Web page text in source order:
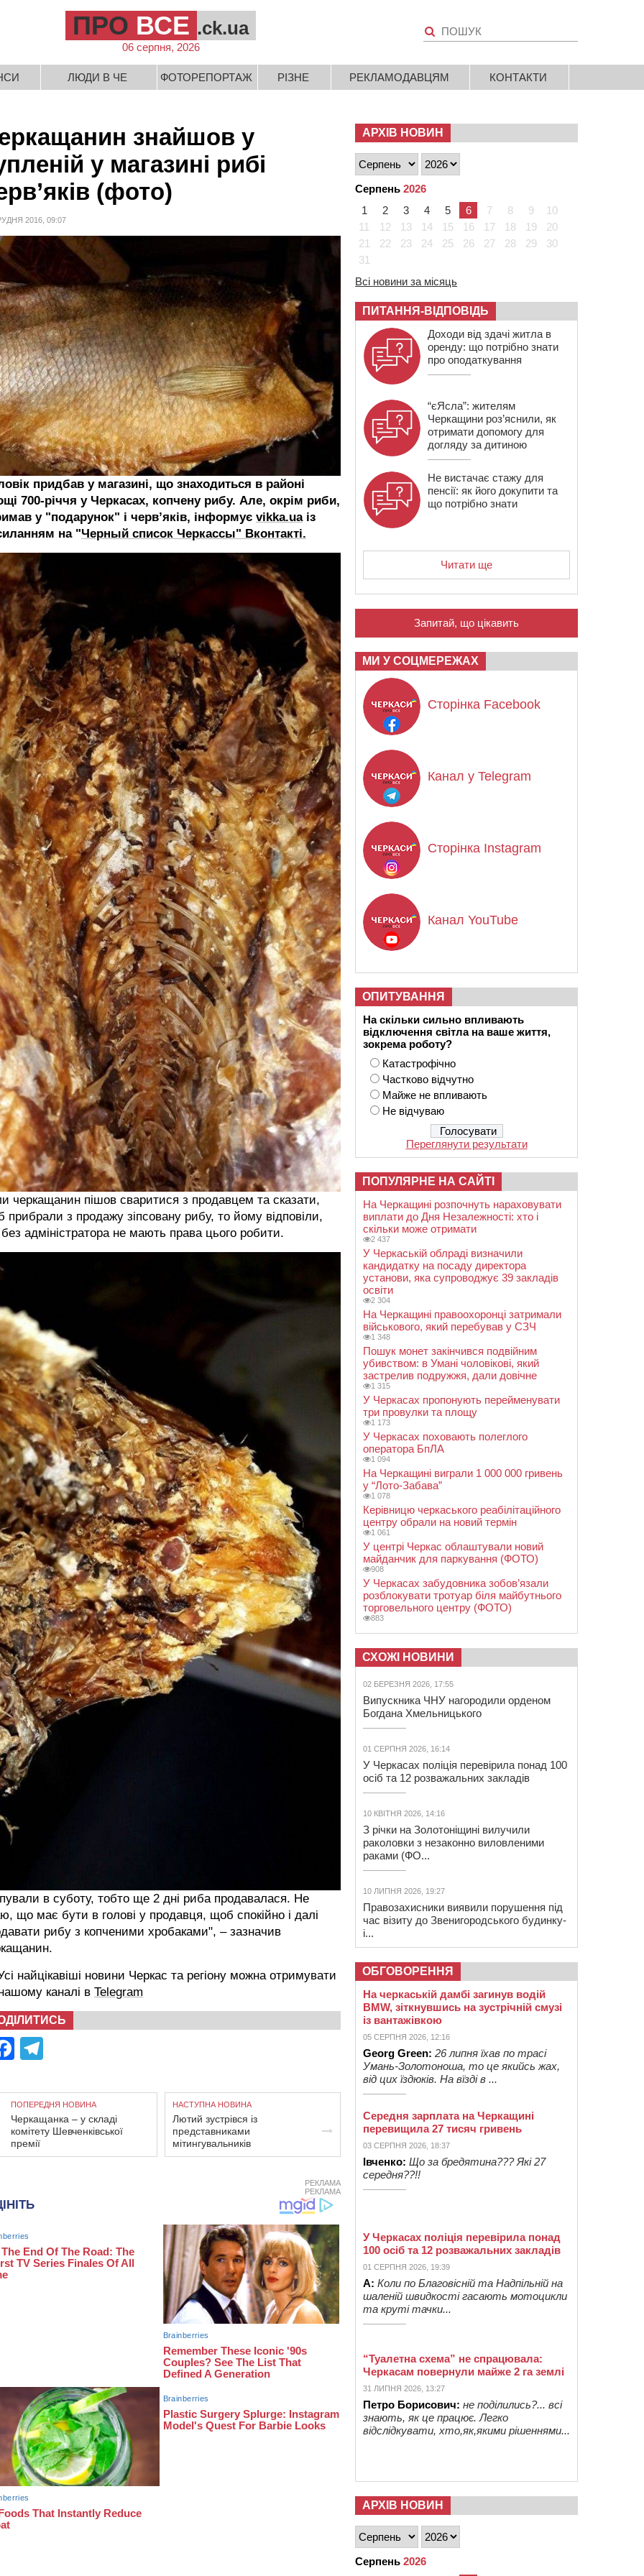
ПРО ВСЕ .ck.ua
06 серпня, 2026
ЛЮДИ В ЧЕ ФОТОРЕПОРТАЖ РІЗНЕ РЕКЛАМОДАВЦЯМ КОНТАКТИ
знайшов у
у магазині рибі
(фото)
2016, 09:07
придбав у магазині, що знаходиться в районі
700-річчя у Черкасах, копчену рибу. Але, окрім риби,
у "подарунок" і черв’яків, інформує vikka.uaіз
на "Черный список Черкассы" Вконтакті.
черкащанин пішов сваритися з продавцем та сказати,
прибрали з продажу зіпсовану рибу, то йому відповіли,
адміністратора не мають права цього робити.
в суботу, тобто ще 2 дні риба продавалася. Не
що має бути в голові у продавця, щоб спокійно і далі
рибу з копченими хробаками", – зазначив
найцікавіші новини Черкас та регіону можна отримувати
каналі в Telegram
Facebook
ПОПЕРЕДНЯ НОВИНА
Черкащанка – у складі
комітету Шевченківської
премії
НАСТУПНА НОВИНА
Лютий зустрівся із
представниками
мітингувальників
РЕКЛАМА
РЕКЛАМА
АРХІВ НОВИН
Серпень 2026
1
2 3 4 5 6 7 8 9
10
11
12 13 14 15 16 17 18 19
20
21
22 23 24 25 26 27 28 29
30
31
Всі новини за місяць
ПИТАННЯ-ВІДПОВІДЬ
Доходи від здачі житла в
оренду: що потрібно знати
про оподаткування
“єЯсла”: жителям
Черкащини роз’яснили, як
отримати допомогу для
догляду за дитиною
Не вистачає стажу для
пенсії: як його докупити та
що потрібно знати
Читати ще
Запитай, що цікавить
МИ У СОЦМЕРЕЖАХ
Сторінка Facebook
Канал у Telegram
Сторінка Instagram
Канал YouTube
ОПИТУВАННЯ
На скільки сильно впливають
відключення світла на ваше життя,
зокрема роботу?
Катастрофічно
Частково відчутно
Майже не впливають
Не відчуваю
Переглянути результати
ПОПУЛЯРНЕ НА САЙТІ
На Черкащині розпочнуть нараховувати
виплати до Дня Незалежності: хто і
скільки може отримати
2 437
У Черкаській облраді визначили
кандидатку на посаду директора
установи, яка супроводжує 39 закладів
освіти
2 304
На Черкащині правоохоронці затримали
військового, який перебував у СЗЧ
1 348
Пошук монет закінчився подвійним
убивством: в Умані чоловікові, який
застрелив подружжя, дали довічне
1 315
У Черкасах пропонують перейменувати
три провулки та площу
1 173
У Черкасах поховають полеглого
оператора БпЛА
1 094
На Черкащині виграли 1 000 000 гривень
у “Лото-Забава”
1 078
Керівницю черкаського реабілітаційного
центру обрали на новий термін
1 061
У центрі Черкас облаштували новий
майданчик для паркування (ФОТО)
908
У Черкасах забудовника зобов’язали
розблокувати тротуар біля майбутнього
торговельного центру (ФОТО)
883
СХОЖІ НОВИНИ
02 БЕРЕЗНЯ 2026, 17:55
Випускника ЧНУ нагородили орденом
Богдана Хмельницького
01 СЕРПНЯ 2026, 16:14
У Черкасах поліція перевірила понад 100
осіб та 12 розважальних закладів
10 КВІТНЯ 2026, 14:16
З річки на Золотоніщині вилучили
раколовки з незаконно виловленими
раками (ФО...
10 ЛИПНЯ 2026, 19:27
Правозахисники виявили порушення під
час візиту до Звенигородського будинку-
і...
ОБГОВОРЕННЯ
На черкаській дамбі загинув водій
BMW, зіткнувшись на зустрічній смузі
із вантажівкою
05 СЕРПНЯ 2026, 12:16
Georg Green: 26 липня їхав по трасі
Умань-Золотоноша, то це якийсь жах,
від цих їздюків. На вїзді в ...
Середня зарплата на Черкащині
перевищила 27 тисяч гривень
03 СЕРПНЯ 2026, 18:37
Івченко: Що за бредятина??? Які 27
середня??!!
У Черкасах поліція перевірила понад
100 осіб та 12 розважальних закладів
01 СЕРПНЯ 2026, 19:39
А: Коли по Благовісній та Надпільній на
шаленій швидкості гасають мотоцикли
та круті тачки...
“Туалетна схема” не спрацювала:
Черкасам повернули майже 2 га землі
31 ЛИПНЯ 2026, 13:27
Петро Борисович: не поділились?... всі
знають, як це працює. Легко
відслідкувати, хто,як,якими рішеннями...
АРХІВ НОВИН
Серпень 2026